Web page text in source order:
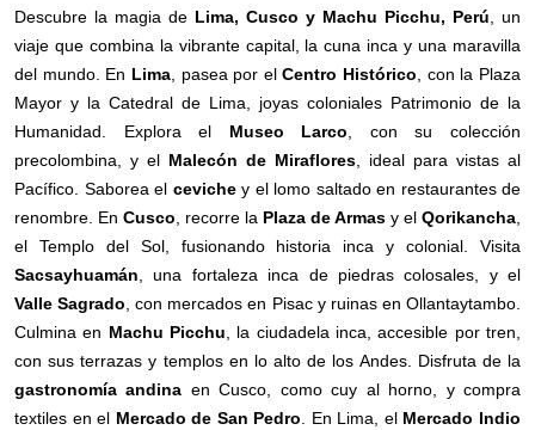
Descubre la magia de Lima, Cusco y Machu Picchu, Perú , un
viaje que combina la vibrante capital, la cuna inca y una maravilla
del mundo. En Lima, pasea por elCentro Histórico , con la Plaza
Mayor y la Catedral de Lima, joyas coloniales Patrimonio de la
Humanidad. Explora el Museo Larco , con su colección
precolombina, y el Malecón de Miraflores , ideal para vistas al
Pacífico. Saborea el cevichey el lomo saltado en restaurantes de
renombre. En Cusco , recorre la Plaza de Armas y el Qorikancha
el Templo del Sol, fusionando historia inca y colonial. Visita
Sacsayhuamán , una fortaleza inca de piedras colosales, y el
Valle Sagrado , con mercados en Pisac y ruinas en Ollantaytambo.
Culmina en Machu Picchu , la ciudadela inca, accesible por tren,
con sus terrazas y templos en lo alto de los Andes. Disfruta de la
gastronomía andina en Cusco, como cuy al horno, y compra
textiles en el Mercado de San Pedro . En Lima, el Mercado Indio